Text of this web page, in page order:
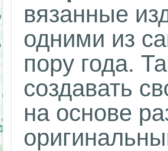
вязанные
одними из
пору года.
создавать
на основе